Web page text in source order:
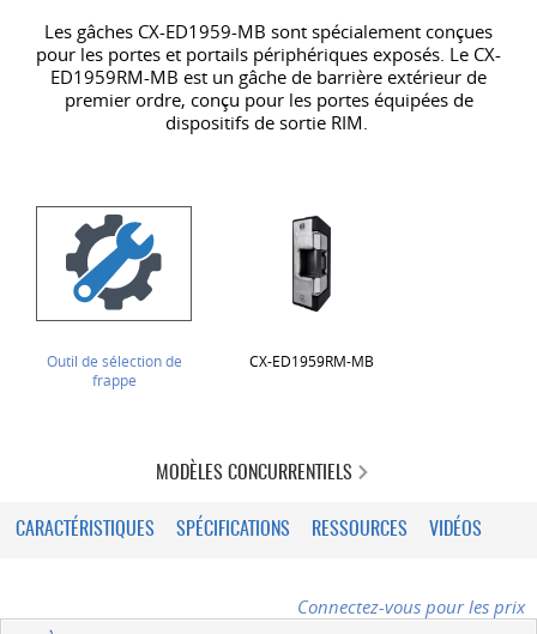
Les gâches CX-ED1959-MB sont spécialement conçues
pour les portes et portails périphériques exposés. Le CX-
ED1959RM-MB est un gâche de barrière extérieur de
premier ordre, conçu pour les portes équipées de
dispositifs de sortie RIM.
Outil de sélection de
frappe
CX-ED1959RM-MB
MODÈLES CONCURRENTIELS
CARACTÉRISTIQUES SPÉCIFICATIONS RESSOURCES VIDÉOS
Connectez-vous pour les prix